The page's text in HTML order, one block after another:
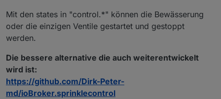
Mit den states in "control.*" können die Bewässerung
oder die einzigen Ventile gestartet und gestoppt
werden.
Die bessere alternative die auch weiterentwickelt
wird ist:
https://github.com/Dirk-Peter-
md/ioBroker.sprinklecontrol